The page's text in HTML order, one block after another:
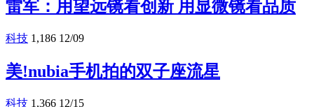
雷军：用望远镜看创新 用显微镜看品质
科技 1,186 12/09
美!nubia手机拍的双子座流星
科技 1,366 12/15